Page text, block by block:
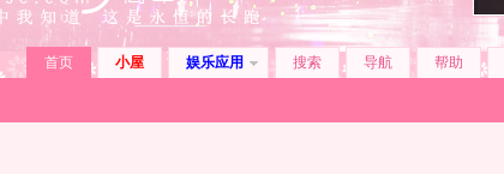
首页 小屋 娱乐应用 搜索 导航 帮助